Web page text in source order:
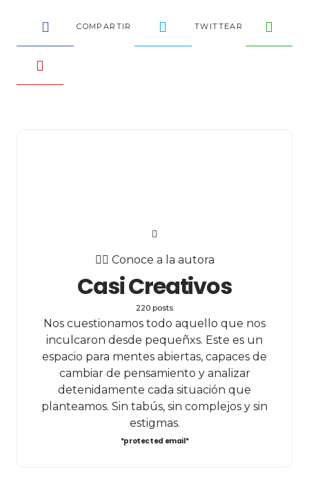
COMPARTIR TWITTEAR
✍🏻 Conoce a la autora
Casi Creativos
220 posts
Nos cuestionamos todo aquello que nos
inculcaron desde pequeñxs. Este es un
espacio para mentes abiertas, capaces de
cambiar de pensamiento y analizar
detenidamente cada situación que
planteamos. Sin tabús, sin complejos y sin
estigmas.
*protected email*